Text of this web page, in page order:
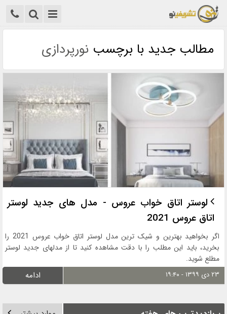
مطالب جدید با برچسب نورپردازی
لوستر اتاق خواب عروس - مدل های جدید لوستر
اتاق عروس 2021
اگر بخواهید بهترین و شیک ترین مدل لوستر اتاق خواب عروس 2021 را
بخرید، باید این مطلب را با دقت مشاهده کنید تا از مدلهای جدید لوستر
مطلع شوید.
۲۳ دی ۱۳۹۹ - ۱۹:۴۰ ادامه